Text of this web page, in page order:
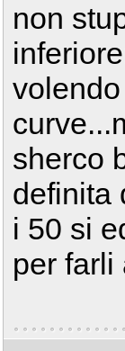
non
sherco
definita
i 50 si
per farli